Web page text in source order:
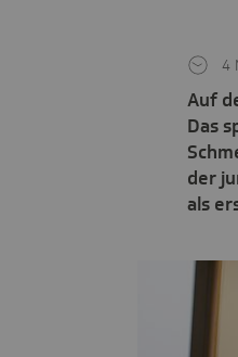
Auf
Das
der
als
4